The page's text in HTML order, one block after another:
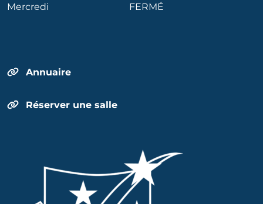
Mercredi
FERMÉ
Annuaire
Réserver une salle